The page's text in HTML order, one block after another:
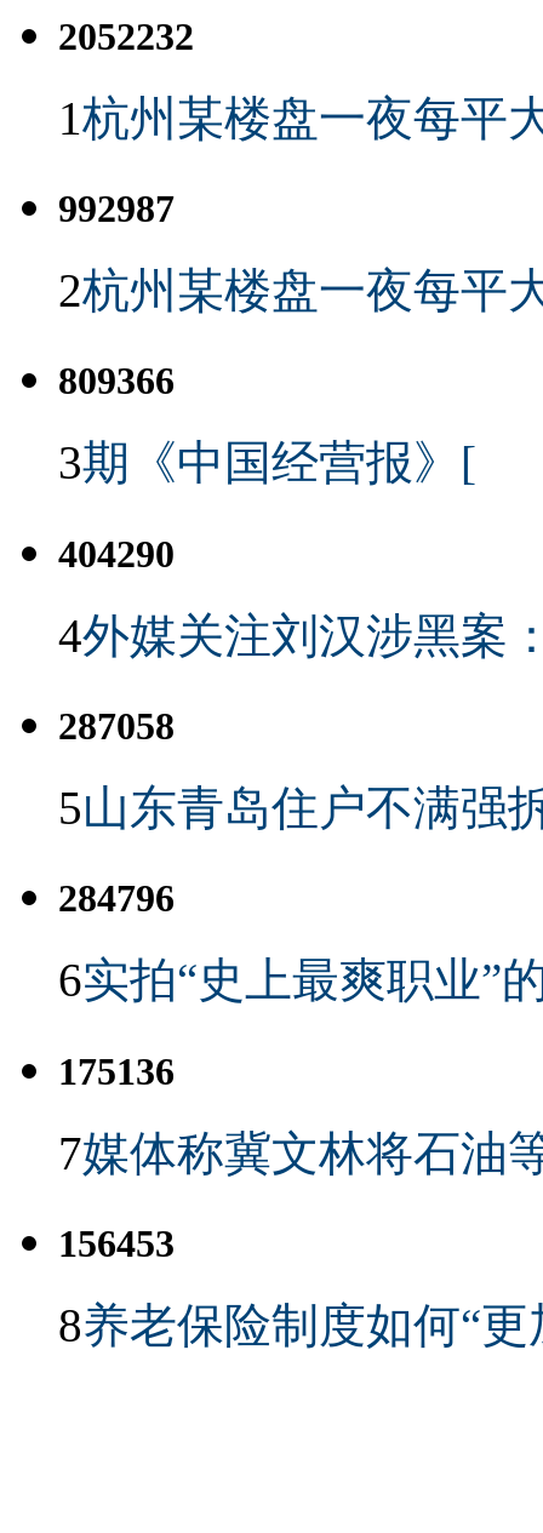
2052232
1杭州某楼盘一夜每平
992987
2杭州某楼盘一夜每平
809366
3期《中国经营报》[
404290
4外媒关注刘汉涉黑案
287058
5山东青岛住户不满强
284796
6实拍“史上最爽职业”
175136
7媒体称冀文林将石油
156453
8养老保险制度如何“